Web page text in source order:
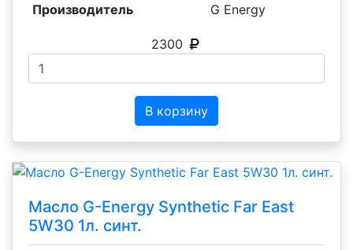
Производитель
G Energy
2300
В корзину
Масло G-Energy Synthetic Far East
5W30 1л. синт.